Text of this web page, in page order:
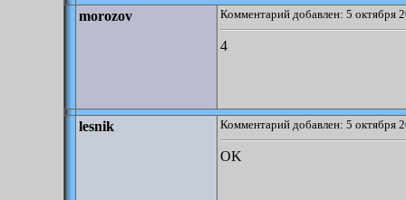
morozov Комментарий добавлен: 5 октября
4
lesnik Комментарий добавлен: 5 октября
OK